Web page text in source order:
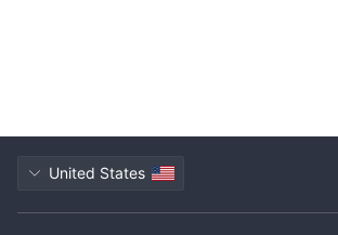
United States